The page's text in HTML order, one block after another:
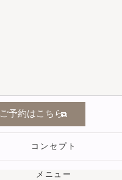
ご予約はこちら
コンセプト
メニュー